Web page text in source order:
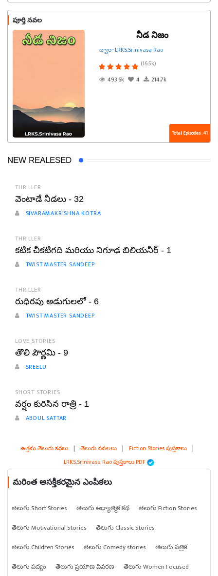
పూర్తి నవల
నీడ నిజం
ద్వారా LRKS.Srinivasa Rao
(16.5k)
493.6k
4 214.7k
Total Episodes : 41
NEW REALESED
THRILLER
వెంటాడే నీడలు - 32
SIVARAMAKRISHNA KOTRA
THRILLER
కటిక చీకటిగది మరియు నిగూఢ బిలియనీర్ - 1
TWIST MASTER SANDEEP
THRILLER
రుధిరపు అడుగులలో - 6
TWIST MASTER SANDEEP
LOVE STORIES
తొలి పౌర్ణమి - 9
SREELU
SHORT STORIES
వర్షం కురిసిన రాత్రి - 1
ABDUL SATTAR
ఉత్తమ తెలుగు కథలు | తెలుగు నవలలు | Fiction Stories పుస్తకాలు |
LRKS.Srinivasa Rao పుస్తకాలు PDF
మరింత ఆసక్తికరమైన ఎంపికలు
తెలుగు Short Stories తెలుగు ఆధ్యాత్మిక కథ
తెలుగు Fiction Stories
తెలుగు Motivational Stories
తెలుగు Classic Stories
తెలుగు Children Stories
తెలుగు Comedy stories
తెలుగు పత్రిక
తెలుగు పద్యం
తెలుగు ప్రయాణ వివరణ
తెలుగు Women Focused